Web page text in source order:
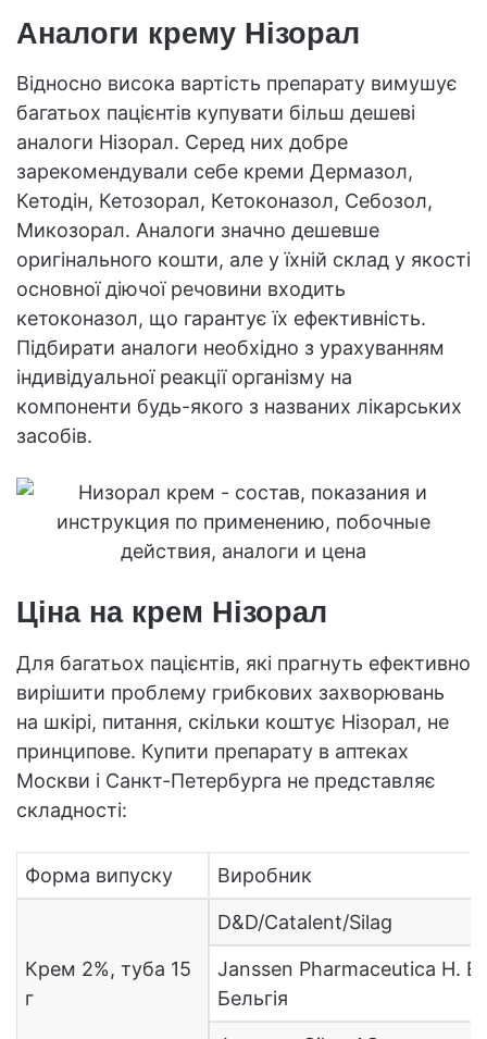
Аналоги крему Нізорал
Відносно висока вартість препарату вимушує
багатьох пацієнтів купувати більш дешеві
аналоги Нізорал. Серед них добре
зарекомендували себе креми Дермазол,
Кетодін, Кетозорал, Кетоконазол, Себозол,
Микозорал. Аналоги значно дешевше
оригінального кошти, але у їхній склад у якості
основної діючої речовини входить
кетоконазол, що гарантує їх ефективність.
Підбирати аналоги необхідно з урахуванням
індивідуальної реакції організму на
компоненти будь-якого з названих лікарських
засобів.
Ціна на крем Нізорал
Для багатьох пацієнтів, які прагнуть ефективно
вирішити проблему грибкових захворювань
на шкірі, питання, скільки коштує Нізорал, не
принципове. Купити препарату в аптеках
Москви і Санкт-Петербурга не представляє
складності:
Форма випуску Виробник
Крем 2%, туба 15
г
D&D/Catalent/Silag
Janssen Pharmaceutica H.
Бельгія